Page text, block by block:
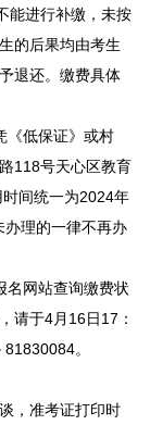
能进行补缴，未按
的后果均由考生
退还。缴费具体
《低保证》或村
118号天心区教育
间统一为2024年
理的一律不再办
名网站查询缴费状
请于4月16日17：
。
，准考证打印时